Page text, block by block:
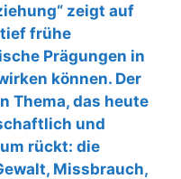
zeigt auf
tief frühe
Prägungen in
können. Der
Thema, das heute
und
rückt: die
Missbrauch,